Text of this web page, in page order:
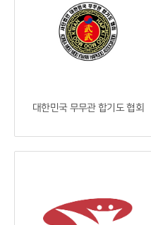
대한민국 무무관 합기도 협회